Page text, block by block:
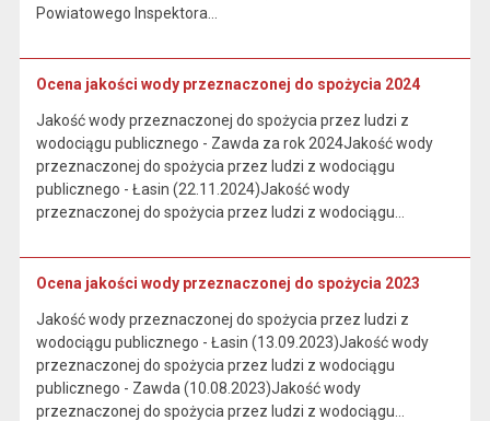
Powiatowego Inspektora…
Ocena jakości wody przeznaczonej do spożycia 2024
Jakość wody przeznaczonej do spożycia przez ludzi z
wodociągu publicznego - Zawda za rok 2024Jakość wody
przeznaczonej do spożycia przez ludzi z wodociągu
publicznego - Łasin (22.11.2024)Jakość wody
przeznaczonej do spożycia przez ludzi z wodociągu…
Ocena jakości wody przeznaczonej do spożycia 2023
Jakość wody przeznaczonej do spożycia przez ludzi z
wodociągu publicznego - Łasin (13.09.2023)Jakość wody
przeznaczonej do spożycia przez ludzi z wodociągu
publicznego - Zawda (10.08.2023)Jakość wody
przeznaczonej do spożycia przez ludzi z wodociągu…